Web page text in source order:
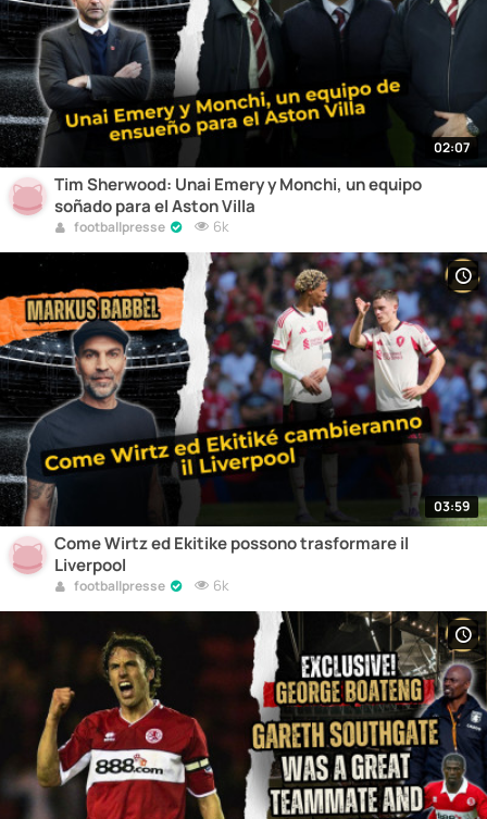
02:07
Tim Sherwood: Unai Emery y Monchi, un equipo
soñado para el Aston Villa
footballpresse 6k
03:59
Come Wirtz ed Ekitike possono trasformare il
Liverpool
footballpresse 6k